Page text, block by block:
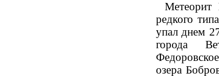
Метеорит
редкого
упал днем
города
озера